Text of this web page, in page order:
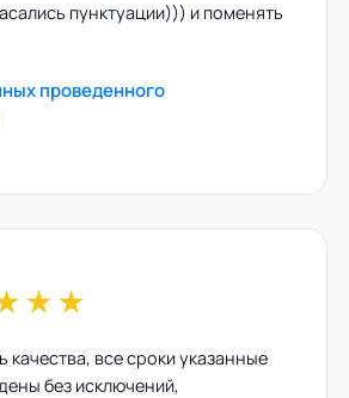
пунктуации))) и поменять
проведенного
★★
все сроки указанные
без исключений,